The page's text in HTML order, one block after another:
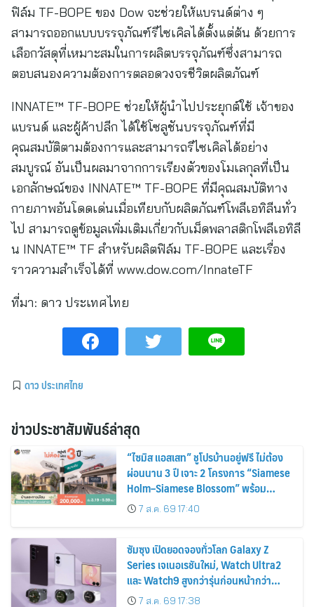
ฟิล์ม TF-BOPE ของ Dow จะช่วยให้แบรนด์ต่าง ๆ
สามารถออกแบบบรรจุภัณฑ์รีไซเคิลได้ตั้งแต่ต้น ด้วยการ
เลือกวัสดุที่เหมาะสมในการผลิตบรรจุภัณฑ์ซึ่งสามารถ
ตอบสนองความต้องการตลอดวงจรชีวิตผลิตภัณฑ์
INNATE™ TF-BOPE ช่วยให้ผู้นำไปประยุกต์ใช้ เจ้าของ
แบรนด์ และผู้ค้าปลีก ได้ใช้โซลูชันบรรจุภัณฑ์ที่มี
คุณสมบัติตามต้องการและสามารถรีไซเคิลได้อย่าง
สมบูรณ์ อันเป็นผลมาจากการเรียงตัวของโมเลกุลที่เป็น
เอกลักษณ์ของ INNATE™ TF-BOPE ที่มีคุณสมบัติทาง
กายภาพอันโดดเด่นเมื่อเทียบกับผลิตภัณฑ์โพลีเอทิลีนทั่ว
ไป สามารถดูข้อมูลเพิ่มเติมเกี่ยวกับเม็ดพลาสติกโพลีเอทิลี
น INNATE™ TF สำหรับผลิตฟิล์ม TF-BOPE และเรื่อง
ราวความสำเร็จได้ที่ www.dow.com/InnateTF
ที่มา: ดาว ประเทศไทย
ดาว ประเทศไทย
ข่าวประชาสัมพันธ์ล่าสุด
“ไซมิส แอสเสท” ชูโปรบ้านอยู่ฟรี ไม่ต้อง
ผ่อนนาน 3 ปี เจาะ 2 โครงการ “Siamese
Holm–Siamese Blossom” พร้อม
ส่วนลดและสิทธิพิเศษถึง 31 สิงหาคม
2569
7 ส.ค. 69 17:40
ซัมซุง เปิดยอดจองทั่วโลก Galaxy Z
Series เจเนอเรชันใหม่, Watch Ultra2
และ Watch9 สูงกว่ารุ่นก่อนหน้ากว่า
30%7 ส.ค. 69 17:38